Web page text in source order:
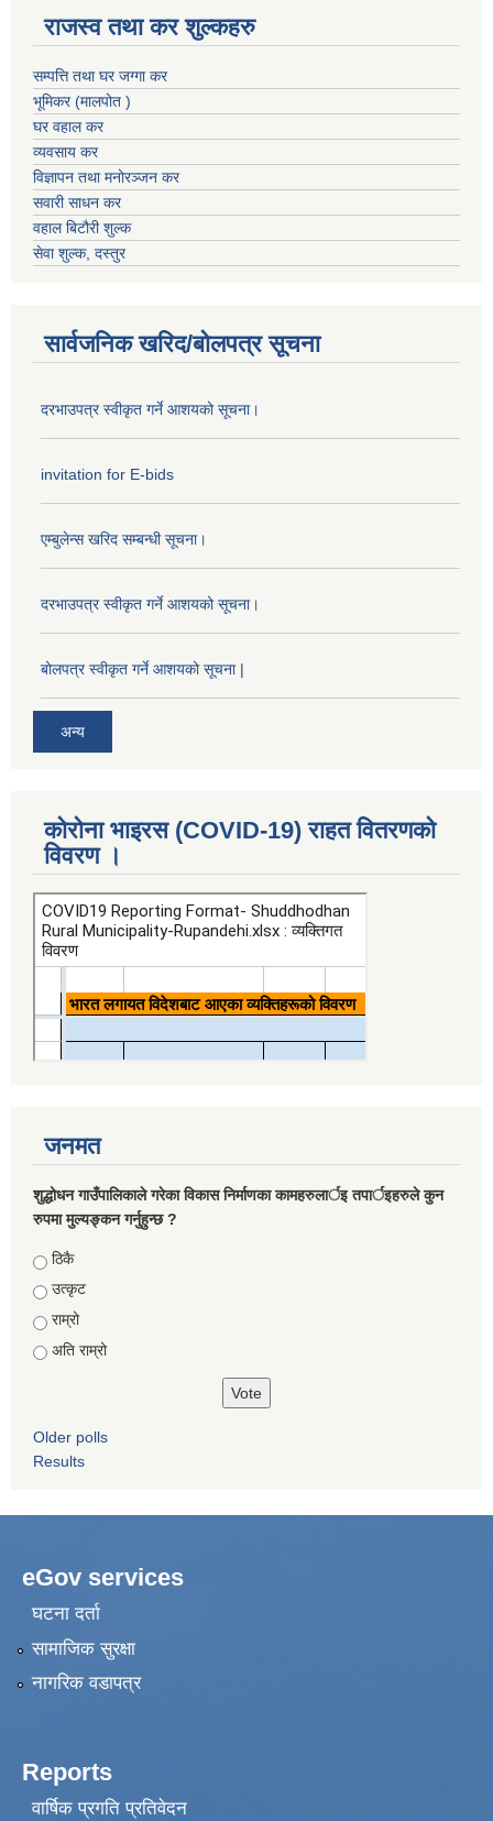
राजस्व तथा कर शुल्कहरु
सम्पत्ति तथा घर जग्गा कर
भूमिकर (मालपोत )
घर वहाल कर
व्यवसाय कर
विज्ञापन तथा मनोरञ्जन कर
सवारी साधन कर
वहाल बिटौरी शुल्क
सेवा शुल्क, दस्तुर
सार्वजनिक खरिद/बोलपत्र सूचना
दरभाउपत्र स्वीकृत गर्ने आशयको सूचना।
invitation for E-bids
एम्बुलेन्स खरिद सम्बन्धी सूचना।
दरभाउपत्र स्वीकृत गर्ने आशयको सूचना।
बोलपत्र स्वीकृत गर्ने आशयको सूचना |
अन्य
कोरोना भाइरस (COVID-19) राहत वितरणको
विवरण ।
जनमत
शुद्धोधन गाउँपालिकाले गरेका विकास निर्माणका कामहरुलार्इ तपार्इहरुले कुन
रुपमा मुल्यङ्कन गर्नुहुन्छ ?
Choices
ठिकै
उत्कृट
राम्रो
अति राम्रो
Older polls
Results
eGov services
घटना दर्ता
सामाजिक सुरक्षा
नागरिक वडापत्र
Reports
वार्षिक प्रगति प्रतिवेदन